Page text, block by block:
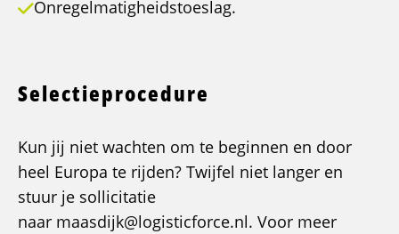
Onregelmatigheidstoeslag.
Selectieprocedure
Kun jij niet wachten om te beginnen en door
heel Europa te rijden? Twijfel niet langer en
stuur je sollicitatie
naar maasdijk@logisticforce.nl. Voor meer